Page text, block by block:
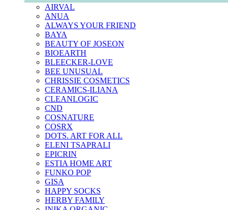
AIRVAL
ANUA
ALWAYS YOUR FRIEND
BAYA
BEAUTY OF JOSEON
BIOEARTH
BLEECKER-LOVE
BEE UNUSUAL
CHRISSIE COSMETICS
CERAMICS-ILIANA
CLEANLOGIC
CND
COSNATURE
COSRX
DOTS. ART FOR ALL
ELENI TSAPRALI
EPICRIN
ESTIA HOME ART
FUNKO POP
GISA
HAPPY SOCKS
HERBY FAMILY